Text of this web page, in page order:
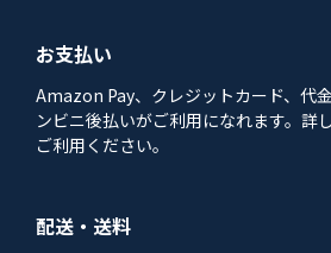
お支払い
Amazon Pay、クレジットカード、代
ンビニ後払いがご利用になれます。詳
ご利用ください。
配送・送料